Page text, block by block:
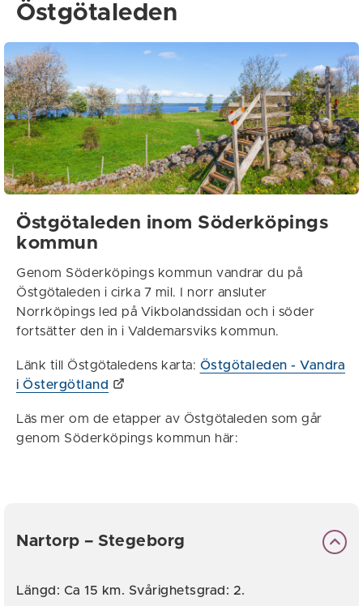
Östgötaleden
Östgötaleden inom Söderköpings
kommun
Genom Söderköpings kommun vandrar du på
Östgötaleden i cirka 7 mil. I norr ansluter
Norrköpings led på Vikbolandssidan och i söder
fortsätter den in i Valdemarsviks kommun.
Länk till Östgötaledens karta: Östgötaleden - Vandra
i Östergötland
Läs mer om de etapper av Östgötaleden som går
genom Söderköpings kommun här:
Nartorp – Stegeborg
Längd: Ca 15 km. Svårighetsgrad: 2.